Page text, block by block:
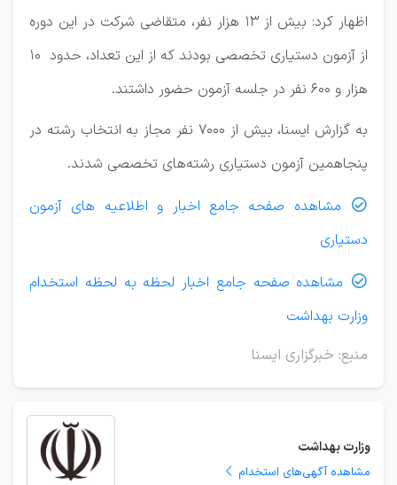
اظهار کرد: بیش از ۱۳ هزار نفر، متقاضی شرکت در این دوره
از آزمون دستیاری تخصصی بودند که از این تعداد، حدود ۱۰
هزار و ۶۰۰ نفر در جلسه آزمون حضور داشتند.
به گزارش ایسنا، بیش از ۷۰۰۰ نفر مجاز به انتخاب رشته در
پنجاهمین آزمون دستیاری رشته‌های تخصصی شدند.

مشاهده صفحه جامع اخبار و اطلاعیه های آزمون
دستیاری

مشاهده صفحه جامع اخبار لحظه به لحظه استخدام
وزارت بهداشت
منبع: خبرگزاری ایسنا
وزارت بهداشت
مشاهده آگهی‌های استخدام